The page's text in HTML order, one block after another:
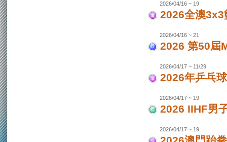
2026/04/16 ~ 19
2026全澳3x3
2026/04/16 ~ 21
2026 第50屆
2026/04/17 ~ 11/29
2026年乒乓
2026/04/17 ~ 19
2026 IIHF男
2026/04/17 ~ 19